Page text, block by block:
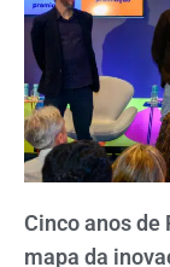
Cinco anos de
mapa da